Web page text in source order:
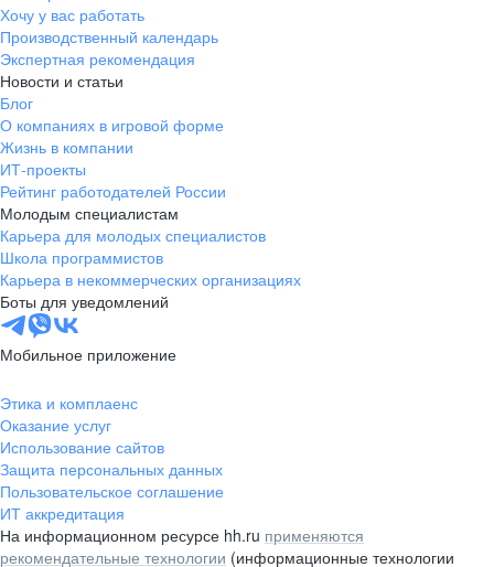
Хочу у вас работать
Производственный календарь
Экспертная рекомендация
Новости и статьи
Блог
О компаниях в игровой форме
Жизнь в компании
ИТ-проекты
Рейтинг работодателей России
Молодым специалистам
Карьера для молодых специалистов
Школа программистов
Карьера в некоммерческих организациях
Боты для уведомлений
Мобильное приложение
Этика и комплаенс
Оказание услуг
Использование сайтов
Защита персональных данных
Пользовательское соглашение
ИТ аккредитация
На информационном ресурсе hh.ru применяются
рекомендательные технологии (информационные технологии